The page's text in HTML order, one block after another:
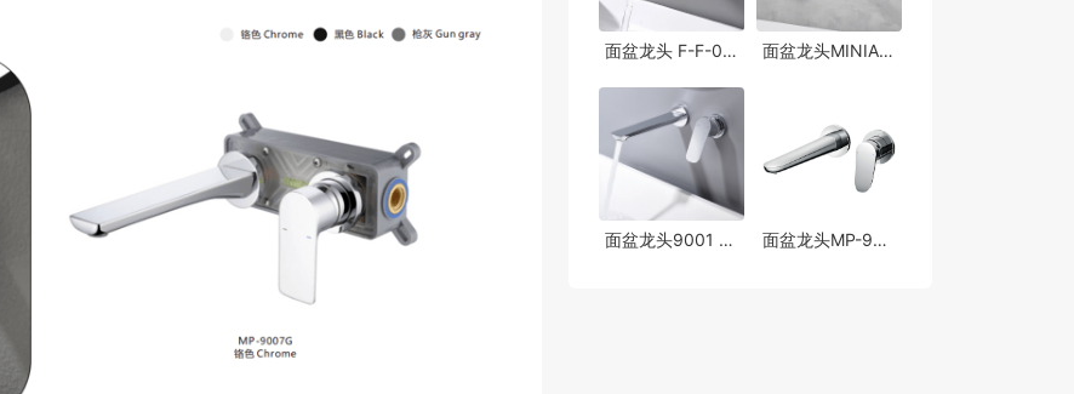
面盆龙头 F-F-002 面盆龙头MINIAZIMUT/ORIGINS
面盆龙头9001 科勒kohler风格 面盆龙头MP-9015 TOTO风格